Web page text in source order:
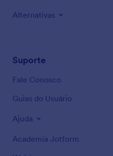
Alternativas
Suporte
Fale Conosco
Guias do Usuário
Ajuda
Academia Jotform